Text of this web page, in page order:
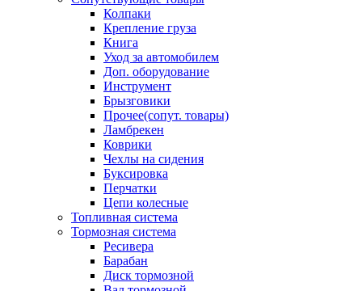
Колпаки
Крепление груза
Книга
Уход за автомобилем
Доп. оборудование
Инструмент
Брызговики
Прочее(сопут. товары)
Ламбрекен
Коврики
Чехлы на сидения
Буксировка
Перчатки
Цепи колесные
Топливная система
Тормозная система
Ресивера
Барабан
Диск тормозной